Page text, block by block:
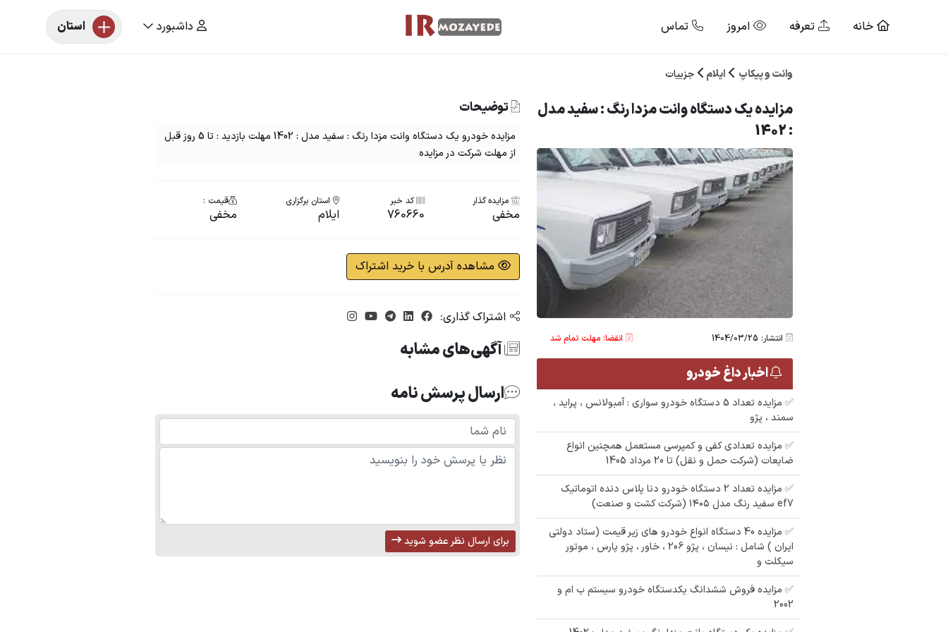
خانه تعرفه امروز تماس داشبورد استان
وانت و پیکاپ ایلام جزییات
مزایده یک دستگاه وانت مزدا رنگ : سفید مدل
: 1402
انتشار: 1404/03/25 انقضا: مهلت تمام شد
اخبار داغ خودرو
✅ مزایده تعداد 5 دستگاه خودرو سواری : آمبولانس ، پراید ،
سمند ، پژو
✅ مزایده تعدادی کفی و کمپرسی مستعمل همچنین انواع
ضایعات (شرکت حمل و نقل) تا 20 مرداد 1405
✅ مزایده تعداد 2 دستگاه خودرو دنا پلاس دنده اتوماتیک
ef7 سفید رنگ مدل ۱۴۰۵ (شرکت کشت و صنعت)
✅ مزایده 40 دستگاه انواع خودرو های زیر قیمت (ستاد دولتی
ایران ) شامل : نیسان ، پژو 206 ، خاور ، پژو پارس ، موتور
سیکلت و
✅ مزایده فروش ششدانگ یکدستگاه خودرو سیستم ب ام و
2002
توضیحات
مزایده خودرو یک دستگاه وانت مزدا رنگ : سفید مدل : 1402 مهلت بازدید : تا 5 روز قبل
از مهلت شرکت در مزایده
مزایده گذار
مخفی
کد خبر
760660
استان برگزاری
ایلام
قیمت :
مخفی
مشاهده آدرس با خرید اشتراک
اشتراک گذاری:
آگهی‌های مشابه
ارسال پرسش نامه
برای ارسال نظر عضو شوید